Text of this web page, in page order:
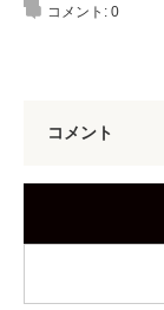
コメント: 0
コメント